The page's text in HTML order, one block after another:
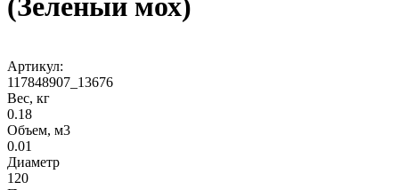
(Зеленый мох)
Артикул:
117848907_13676
Вес, кг
0.18
Объем, м3
0.01
Диаметр
120